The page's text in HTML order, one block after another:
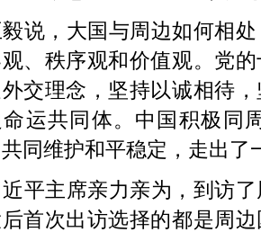
说，大国与周边如何相
、秩序观和价值观。党
外交理念，坚持以诚相待
命运共同体。中国积极同
同维护和平稳定，走出
平主席亲力亲为，到访
首次出访选择的都是周